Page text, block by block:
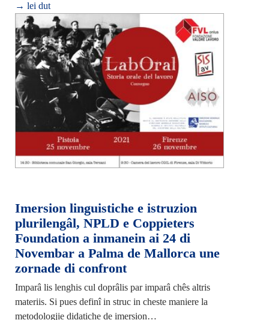
→ lei dut
Imersion linguistiche e istruzion
plurilengâl, NPLD e Coppieters
Foundation a inmanein ai 24 di
Novembar a Palma de Mallorca une
zornade di confront
Imparâ lis lenghis cul doprâlis par imparâ chês altris
materiis. Si pues definî in struc in cheste maniere la
metodologjie didatiche de imersion…